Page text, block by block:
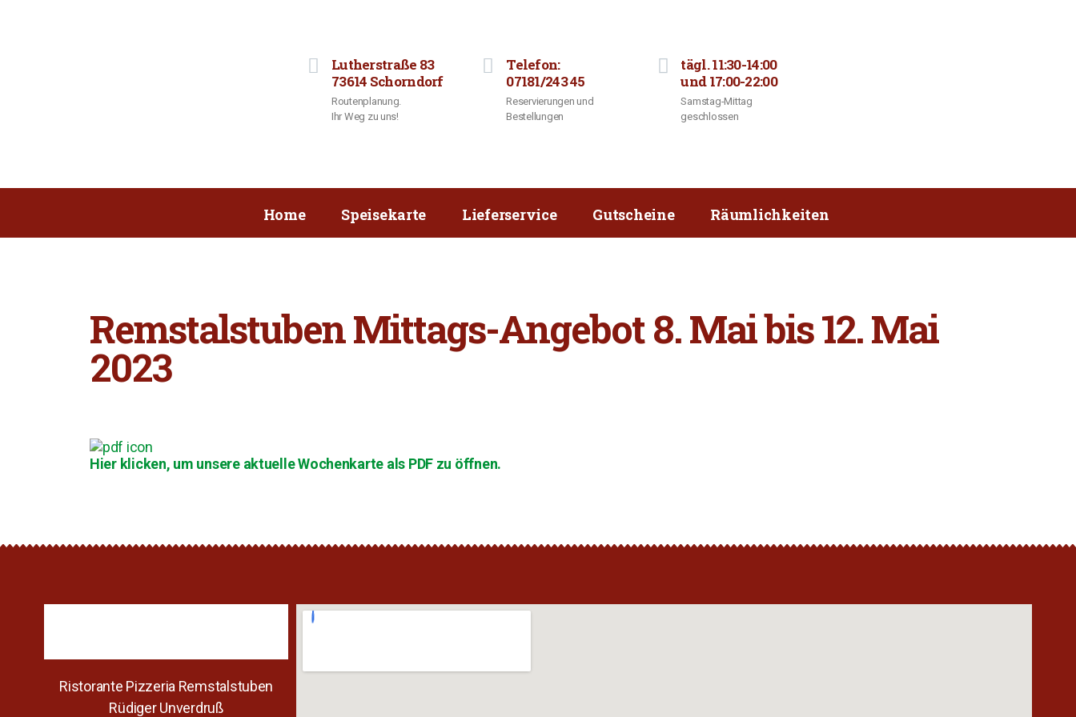
Lutherstraße 83
73614 Schorndorf
Routenplanung.
Ihr Weg zu uns!
Telefon:
07181/243 45
Reservierungen und
Bestellungen
tägl. 11:30-14:00
und 17:00-22:00
Samstag-Mittag
geschlossen
Home Speisekarte Lieferservice Gutscheine Räumlichkeiten
Remstalstuben Mittags-Angebot 8. Mai bis 12. Mai
2023
Hier klicken, um unsere aktuelle Wochenkarte als PDF zu öffnen.
Ristorante Pizzeria Remstalstuben
Rüdiger Unverdruß